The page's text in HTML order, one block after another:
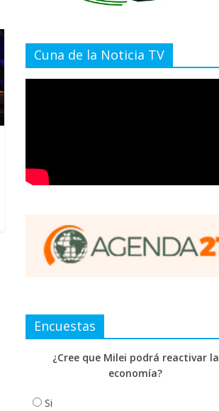
Cuna de la Noticia TV
Encuestas
¿Cree que Milei podrá reactivar la
economía?
Si